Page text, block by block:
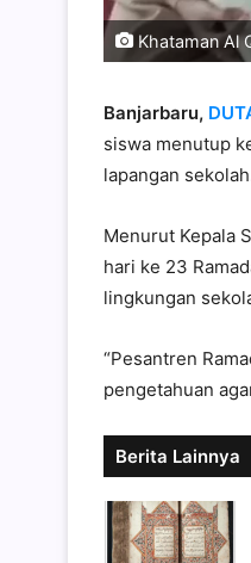
Khataman Al
Banjarbaru,
siswa menutup
lapangan
Menurut Kepala
hari ke 23
lingkungan
“Pesantren
pengetahuan
Berita Lainnya